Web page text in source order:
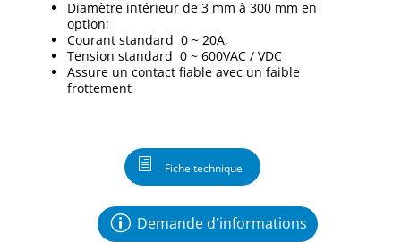
Diamètre intérieur de 3 mm à 300 mm en
option;
Courant standard 0 ~ 20A,
Tension standard 0 ~ 600VAC / VDC
Assure un contact fiable avec un faible
frottement
Fiche technique
Demande d'informations